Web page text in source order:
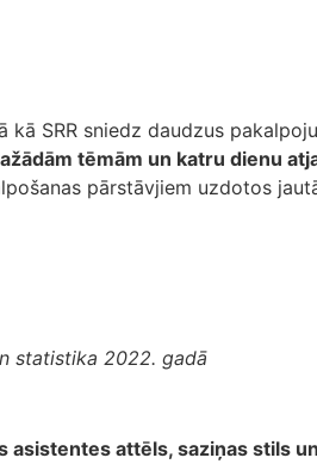
SRR sniedz daudzus
tēmām un katru dienu
pārstāvjiem uzdotos
statistika 2022. gadā
attēls, saziņas stils